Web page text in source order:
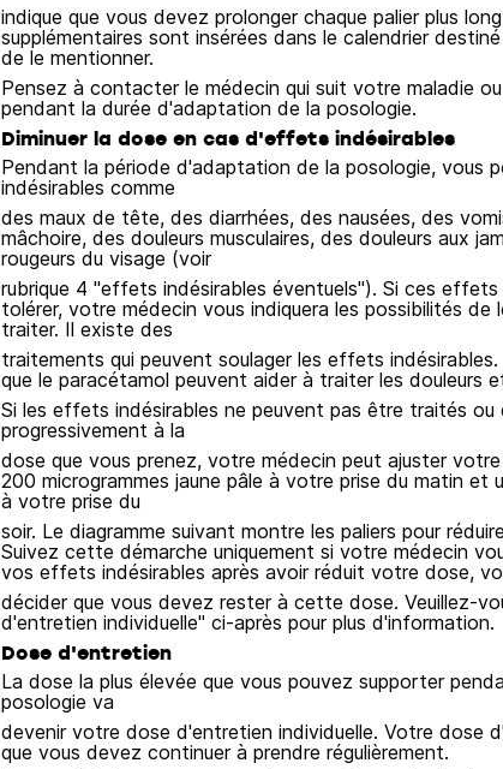
indique que vous devez prolonger chaque palier plus
supplémentaires sont insérées dans le calendrier
de le mentionner.
Pensez à contacter le médecin qui suit votre maladie
pendant la durée d'adaptation de la posologie.
Diminuer la dose en cas d'effets indésirables
Pendant la période d'adaptation de la posologie, vous
indésirables comme
des maux de tête, des diarrhées, des nausées, des
mâchoire, des douleurs musculaires, des douleurs aux
rougeurs du visage (voir
rubrique 4 "effets indésirables éventuels"). Si ces
tolérer, votre médecin vous indiquera les possibilités
traiter. Il existe des
traitements qui peuvent soulager les effets
que le paracétamol peuvent aider à traiter les douleurs
Si les effets indésirables ne peuvent pas être traités ou
progressivement à la
dose que vous prenez, votre médecin peut ajuster
200 microgrammes jaune pâle à votre prise du matin et
à votre prise du
soir. Le diagramme suivant montre les paliers pour
Suivez cette démarche uniquement si votre médecin
vos effets indésirables après avoir réduit votre dose,
décider que vous devez rester à cette dose. Veuillez-
d'entretien individuelle" ci-après pour plus d'information.
Dose d'entretien
La dose la plus élevée que vous pouvez supporter
posologie va
devenir votre dose d'entretien individuelle. Votre dose
que vous devez continuer à prendre régulièrement.